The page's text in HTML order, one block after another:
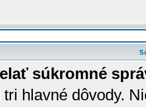
súkromné
hlavné dôvody.